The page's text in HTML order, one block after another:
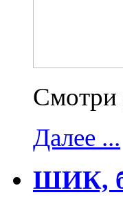
Смотри
Далее ...
ШИК,